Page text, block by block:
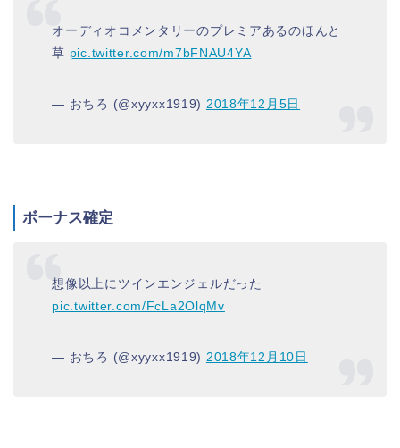
オーディオコメンタリーのプレミアあるのほんと
草 pic.twitter.com/m7bFNAU4YA
— おちろ (@xyyxx1919) 2018年12月5日
ボーナス確定
想像以上にツインエンジェルだった
pic.twitter.com/FcLa2OlqMv
— おちろ (@xyyxx1919) 2018年12月10日